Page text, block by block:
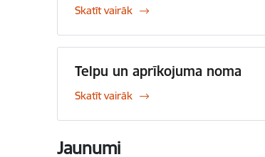
Skatīt vairāk
Telpu un aprīkojuma noma
Skatīt vairāk
Jaunumi